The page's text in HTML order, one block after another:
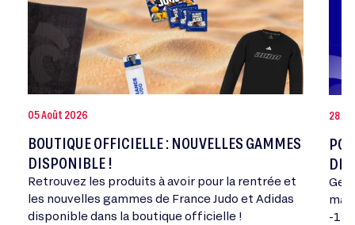
05 Août 2026
BOUTIQUE OFFICIELLE : NOUVELLES GAMMES
DISPONIBLE !
Retrouvez les produits à avoir pour la rentrée et
les nouvelles gammes de France Judo et Adidas
disponible dans la boutique officielle !
28
DE
-